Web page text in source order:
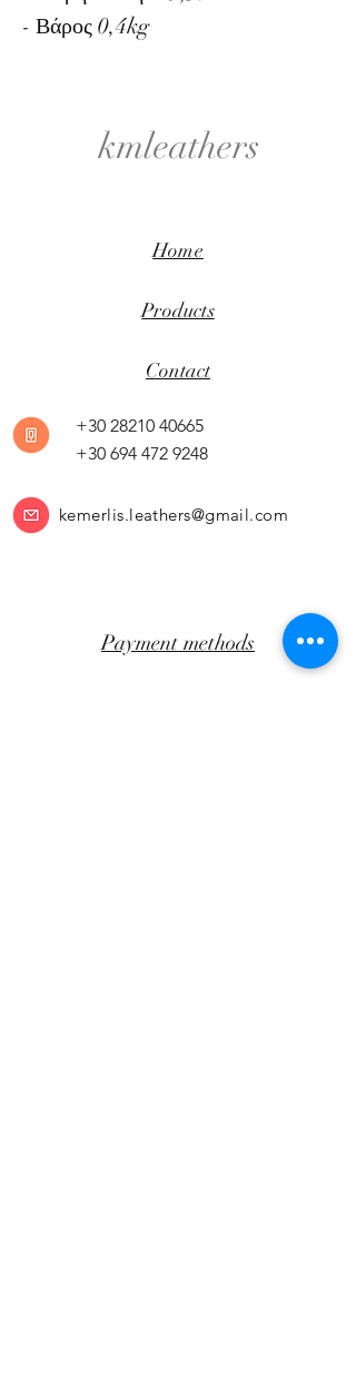
- Βάρος 0,4kg
kmleathers
Home
Products
Contact
+30 28210 40665
+30 694 472 9248
kemerlis.leathers@gmail.com
Payment methods